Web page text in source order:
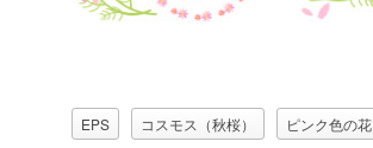
EPS コスモス（秋桜） ピンク色の花